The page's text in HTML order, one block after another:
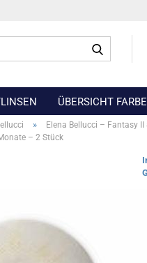
ÜBERSICHT
» Elena Bellucci – Fantasy II
– 2 Stück